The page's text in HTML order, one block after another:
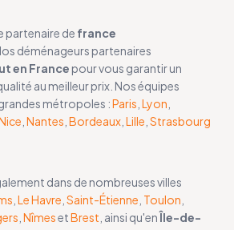
partenaire de france
déménageurs partenaires
en France pour vous garantir un
au meilleur prix. Nos équipes
métropoles :Paris Lyon
Nantes Bordeaux Lille Strasbourg
dans de nombreuses villes
Le Havre Saint-Étienne Toulon
NîmesetBrest , ainsi qu'enÎle-de-